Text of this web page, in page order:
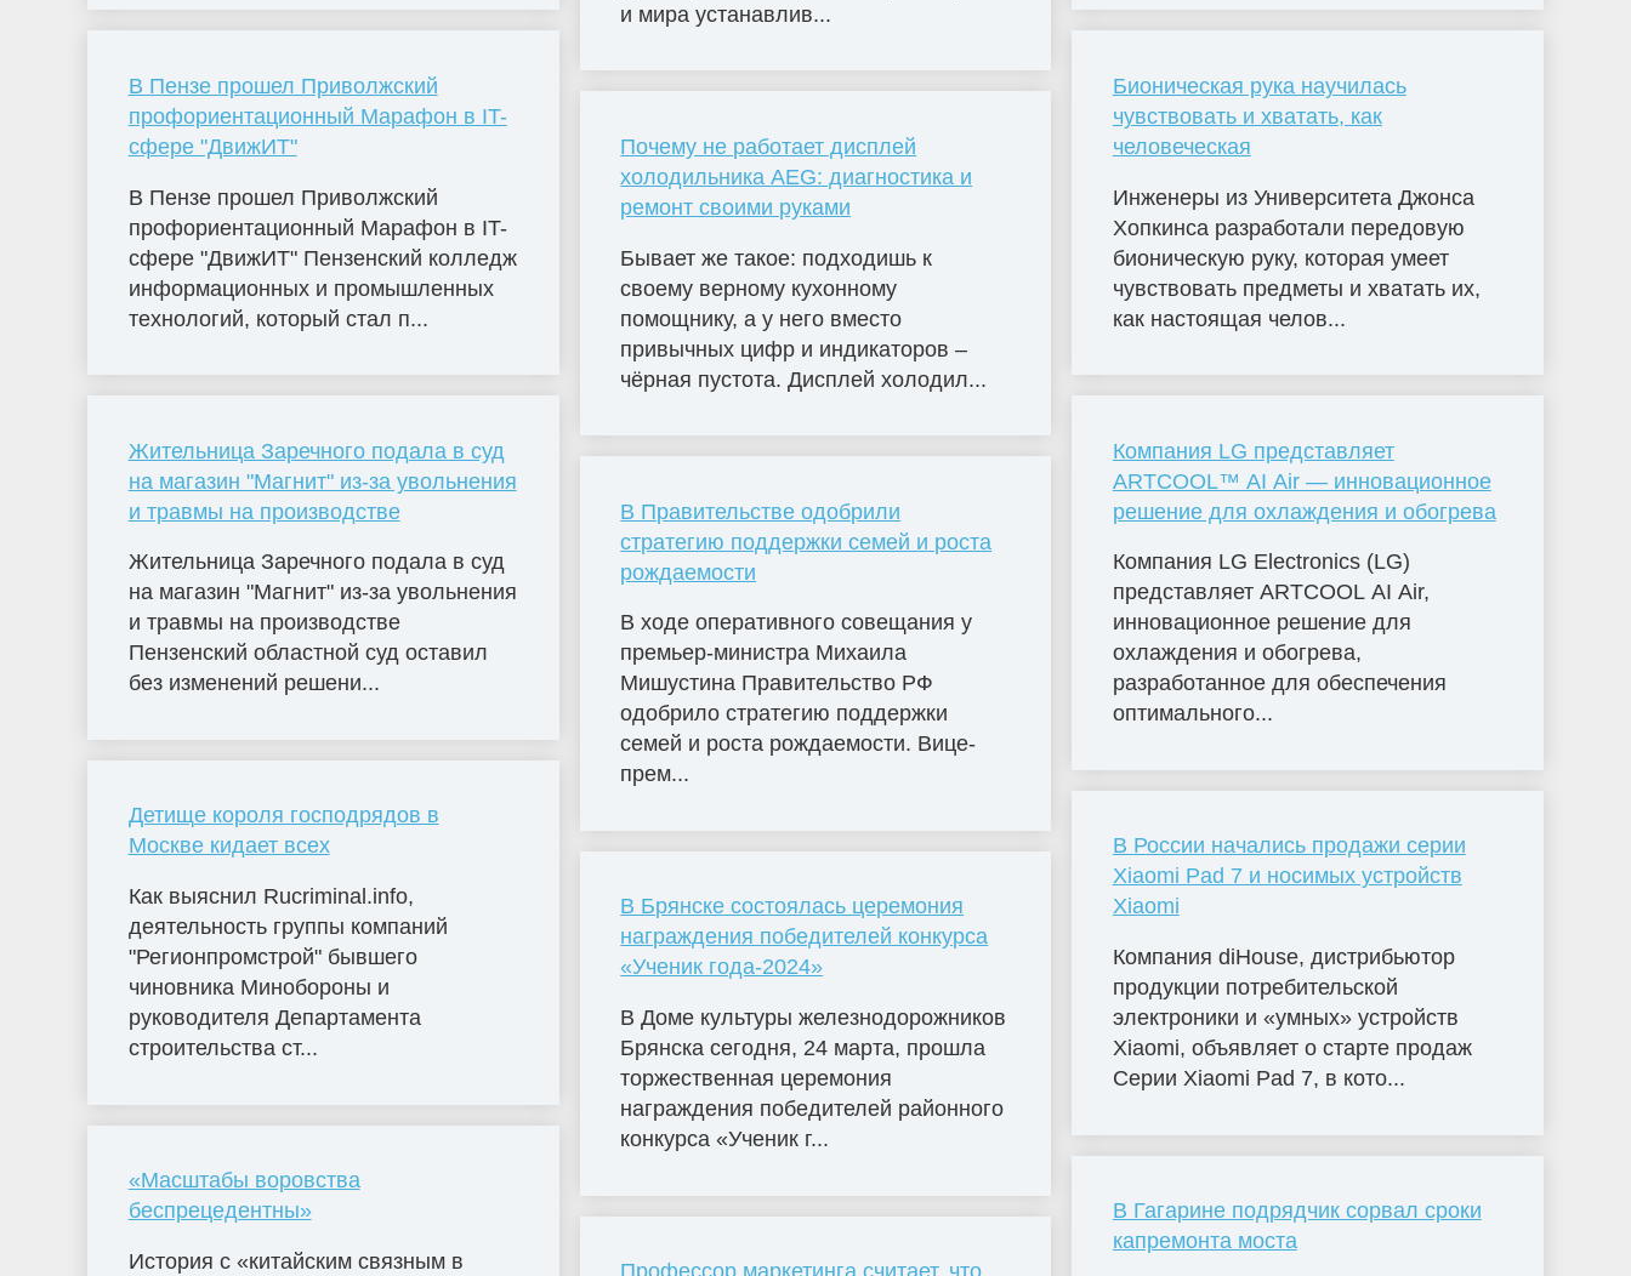
В Пензе прошел Приволжский
профориентационный Марафон в IT-
сфере "ДвижИТ"
В Пензе прошел Приволжский
профориентационный Марафон в IT-
сфере "ДвижИТ" Пензенский колледж
информационных и промышленных
технологий, который стал п...
Жительница Заречного подала в суд
на магазин "Магнит" из-за увольнения
и травмы на производстве
Жительница Заречного подала в суд
на магазин "Магнит" из-за увольнения
и травмы на производстве
Пензенский областной суд оставил
без изменений решени...
Детище короля господрядов в
Москве кидает всех
Как выяснил Rucriminal.info,
деятельность группы компаний
"Регионпромстрой" бывшего
чиновника Минобороны и
руководителя Департамента
строительства ст...
«Масштабы воровства
беспрецедентны»
История с «китайским связным в
и мира устанавлив...
Почему не работает дисплей
холодильника AEG: диагностика и
ремонт своими руками
Бывает же такое: подходишь к
своему верному кухонному
помощнику, а у него вместо
привычных цифр и индикаторов –
чёрная пустота. Дисплей холодил...
В Правительстве одобрили
стратегию поддержки семей и роста
рождаемости
В ходе оперативного совещания у
премьер-министра Михаила
Мишустина Правительство РФ
одобрило стратегию поддержки
семей и роста рождаемости. Вице-
прем...
В Брянске состоялась церемония
награждения победителей конкурса
«Ученик года-2024»
В Доме культуры железнодорожников
Брянска сегодня, 24 марта, прошла
торжественная церемония
награждения победителей районного
конкурса «Ученик г...
Бионическая рука научилась
чувствовать и хватать, как
человеческая
Инженеры из Университета Джонса
Хопкинса разработали передовую
бионическую руку, которая умеет
чувствовать предметы и хватать их,
как настоящая челов...
Компания LG представляет
ARTCOOL™ AI Air — инновационное
решение для охлаждения и обогрева
Компания LG Electronics (LG)
представляет ARTCOOL AI Air,
инновационное решение для
охлаждения и обогрева,
разработанное для обеспечения
оптимального...
В России начались продажи серии
Xiaomi Pad 7 и носимых устройств
Xiaomi
Компания diHouse, дистрибьютор
продукции потребительской
электроники и «умных» устройств
Xiaomi, объявляет о старте продаж
Серии Xiaomi Pad 7, в кото...
В Гагарине подрядчик сорвал сроки
капремонта моста